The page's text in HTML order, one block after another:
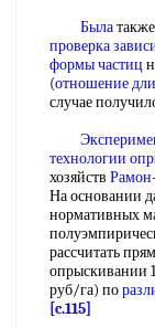
Была
проверка
формы частиц
(отношение
случае
технологии
хозяйств Рамон
На основании
нормативных
рассчитать
опрыскивании
руб/га) по
[c.115]